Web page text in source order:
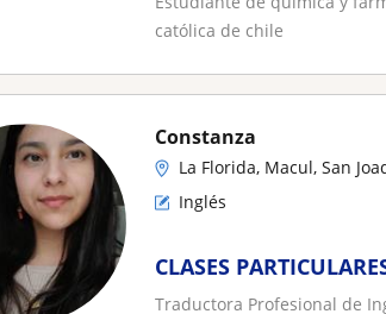
católica de chile
Constanza
La Florida, Macul, San
Inglés
CLASES
Traductora Profesional de